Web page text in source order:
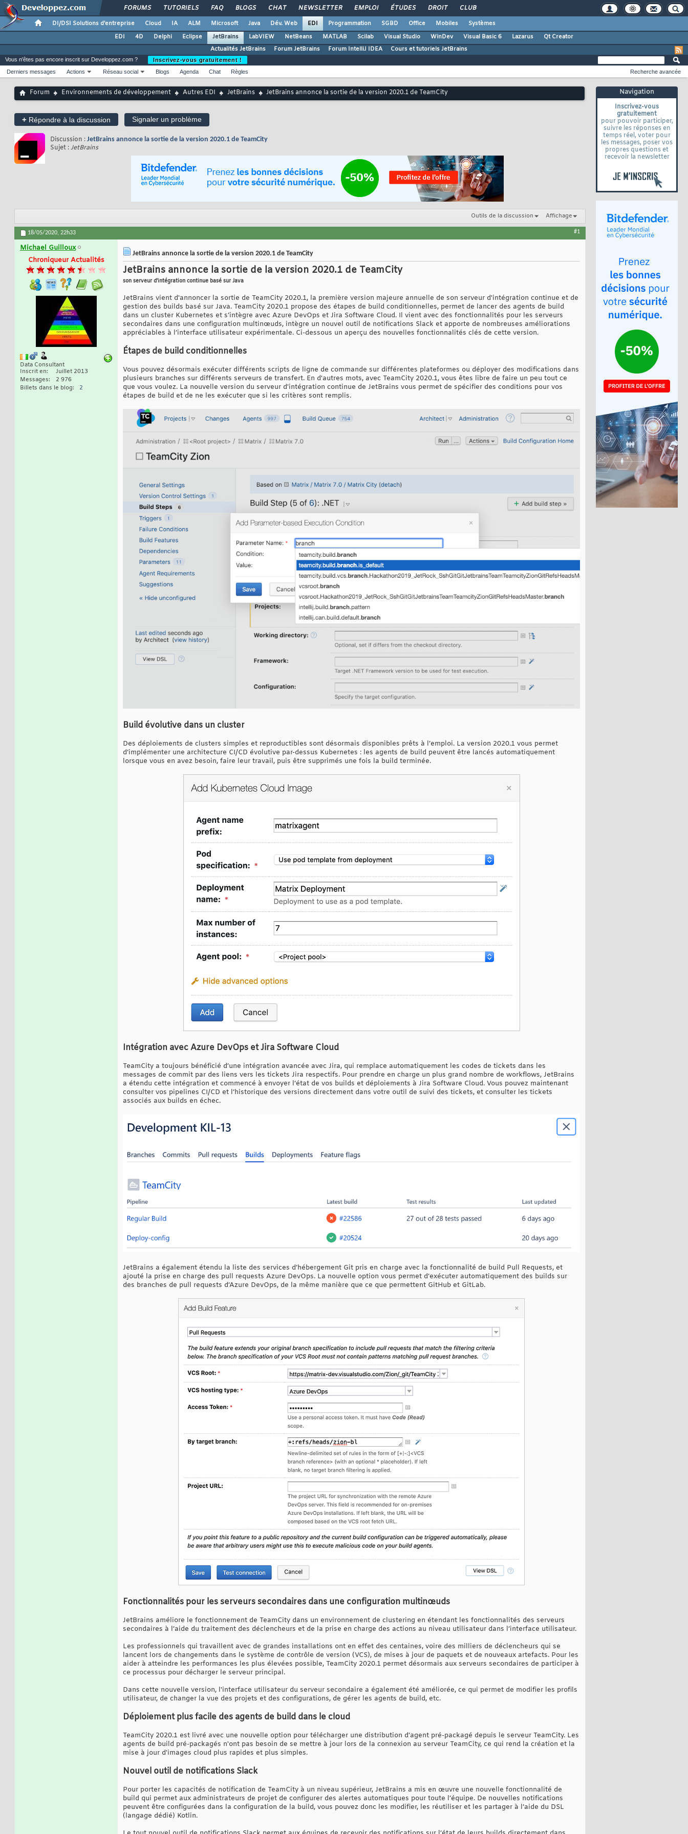
FORUMS TUTORIELS FAQ BLOGS CHAT NEWSLETTER EMPLOI ÉTUDES DROIT CLUB
DI/DSI Solutions d'entreprise Cloud IA ALM Microsoft Java Dév. Web EDI Programmation SGBD Office Mobiles
Systèmes
EDI
4D Delphi Eclipse JetBrains LabVIEW NetBeans MATLAB Scilab Visual Studio WinDev Visual Basic 6 Lazarus
Qt Creator
Actualités JetBrains
Forum JetBrains Forum IntelliJ IDEA Cours et tutoriels JetBrains
Navigation
Inscrivez-vous
gratuitement
pour pouvoir participer,
suivre les réponses en
temps réel, voter pour
les messages, poser vos
propres questions et
recevoir la newsletter
Vous n'êtes pas encore inscrit sur Developpez.com ?
Inscrivez-vous gratuitement !
Derniers messages
Actions Réseau social Blogs Agenda Chat Règles Recherche avancée
Forum Environnements de développement Autres EDI JetBrains JetBrains annonce la sortie de la version 2020.1 de TeamCity
+ Répondre à la discussion Signaler un problème
Discussion : JetBrains annonce la sortie de la version 2020.1 de TeamCity
Sujet :JetBrains
Outils de la discussion Affichage
18/05/2020, 22h33 #1
Michael Guilloux
Chroniqueur Actualités
Data Consultant
Inscrit en
Juillet 2013
Messages
2 976
Billets dans le blog
2
JetBrains annonce la sortie de la version 2020.1 de TeamCity
JetBrains annonce la sortie de la version 2020.1 de TeamCity
son serveur d'intégration continue basé sur Java
JetBrains vient d'annoncer la sortie de TeamCity 2020.1, la première version majeure annuelle de son serveur d'intégration continue et de
gestion des builds basé sur Java. TeamCity 2020.1 propose des étapes de build conditionnelles, permet de lancer des agents de build
dans un cluster Kubernetes et s’intègre avec Azure DevOps et Jira Software Cloud. Il vient avec des fonctionnalités pour les serveurs
secondaires dans une configuration multinœuds, intègre un nouvel outil de notifications Slack et apporte de nombreuses améliorations
appréciables à l’interface utilisateur expérimentale. Ci-dessous un aperçu des nouvelles fonctionnalités clés de cette version.
Étapes de build conditionnelles
Vous pouvez désormais exécuter différents scripts de ligne de commande sur différentes plateformes ou déployer des modifications dans
plusieurs branches sur différents serveurs de transfert. En d'autres mots, avec TeamCity 2020.1, vous êtes libre de faire un peu tout ce
que vous voulez. La nouvelle version du serveur d'intégration continue de JetBrains vous permet de spécifier des conditions pour vos
étapes de build et de ne les exécuter que si les critères sont remplis.
Build évolutive dans un cluster
Des déploiements de clusters simples et reproductibles sont désormais disponibles prêts à l’emploi. La version 2020.1 vous permet
d’implémenter une architecture CI/CD évolutive par-dessus Kubernetes : les agents de build peuvent être lancés automatiquement
lorsque vous en avez besoin, faire leur travail, puis être supprimés une fois la build terminée.
Intégration avec Azure DevOps et Jira Software Cloud
TeamCity a toujours bénéficié d’une intégration avancée avec Jira, qui remplace automatiquement les codes de tickets dans les
messages de commit par des liens vers les tickets Jira respectifs. Pour prendre en charge un plus grand nombre de workflows, JetBrains
a étendu cette intégration et commencé à envoyer l’état de vos builds et déploiements à Jira Software Cloud. Vous pouvez maintenant
consulter vos pipelines CI/CD et l’historique des versions directement dans votre outil de suivi des tickets, et consulter les tickets
associés aux builds en échec.
JetBrains a également étendu la liste des services d’hébergement Git pris en charge avec la fonctionnalité de build Pull Requests, et
ajouté la prise en charge des pull requests Azure DevOps. La nouvelle option vous permet d’exécuter automatiquement des builds sur
des branches de pull requests d’Azure DevOps, de la même manière que ce que permettent GitHub et GitLab.
Fonctionnalités pour les serveurs secondaires dans une configuration multinœuds
JetBrains améliore le fonctionnement de TeamCity dans un environnement de clustering en étendant les fonctionnalités des serveurs
secondaires à l’aide du traitement des déclencheurs et de la prise en charge des actions au niveau utilisateur dans l’interface utilisateur.
Les professionnels qui travaillent avec de grandes installations ont en effet des centaines, voire des milliers de déclencheurs qui se
lancent lors de changements dans le système de contrôle de version (VCS), de mises à jour de paquets et de nouveaux artefacts. Pour les
aider à atteindre les performances les plus élevées possible, TeamCity 2020.1 permet désormais aux serveurs secondaires de participer à
ce processus pour décharger le serveur principal.
Dans cette nouvelle version, l'interface utilisateur du serveur secondaire a également été améliorée, ce qui permet de modifier les profils
utilisateur, de changer la vue des projets et des configurations, de gérer les agents de build, etc.
Déploiement plus facile des agents de build dans le cloud
TeamCity 2020.1 est livré avec une nouvelle option pour télécharger une distribution d'agent pré-packagé depuis le serveur TeamCity. Les
agents de build pré-packagés n'ont pas besoin de se mettre à jour lors de la connexion au serveur TeamCity, ce qui rend la création et la
mise à jour d'images cloud plus rapides et plus simples.
Nouvel outil de notifications Slack
Pour porter les capacités de notification de TeamCity à un niveau supérieur, JetBrains a mis en œuvre une nouvelle fonctionnalité de
build qui permet aux administrateurs de projet de configurer des alertes automatiques pour toute l’équipe. De nouvelles notifications
peuvent être configurées dans la configuration de la build, vous pouvez donc les modifier, les réutiliser et les partager à l’aide du DSL
(langage dédié) Kotlin.